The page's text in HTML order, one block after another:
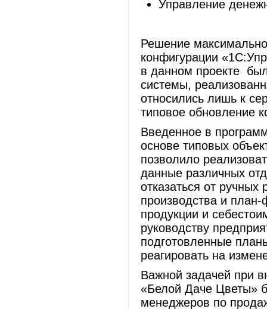
Управление
Решение
конфигурации
в данном проекте
системы,
относились лишь к
типовое обновление
Введенное в
основе типовых
позволило
данные различных
отказаться от
производства и
продукции и
руководству
подготовленные
реагировать на
Важной задачей при
«Белой Даче Цветы»
менеджеров по